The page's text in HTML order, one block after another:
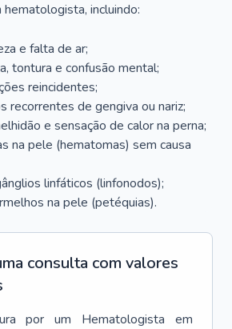
incluindo:
e falta de ar;
tontura e confusão mental;
reincidentes;
recorrentes de gengiva ou nariz;
e sensação de calor na perna;
na pele (hematomas) sem causa
linfáticos (linfonodos);
na pele (petéquias).
consulta com valores
por um Hematologista
em